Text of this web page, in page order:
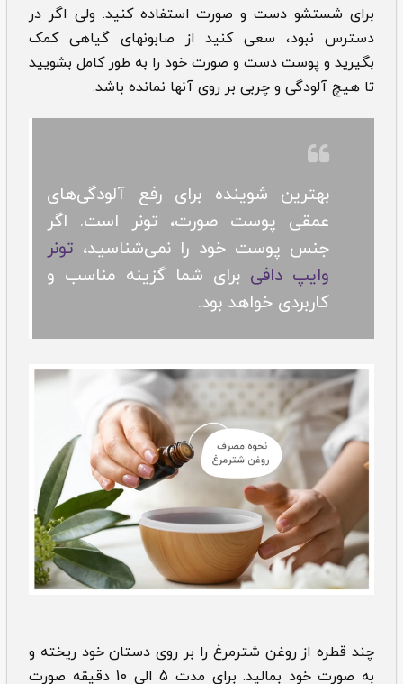
برای شستشو دست و صورت استفاده کنید. ولی اگر در
دسترس نبود، سعی کنید از صابونهای گیاهی کمک
بگیرید و پوست دست و صورت خود را به طور کامل بشویید
تا هیچ آلودگی و چربی بر روی آنها نمانده باشد.
بهترین شوینده برای رفع آلودگی‌های
عمقی پوست صورت، تونر است. اگر
جنس پوست خود را نمی‌شناسید، تونر
وایپ دافی برای شما گزینه مناسب و
کاربردی خواهد بود.
چند قطره از روغن شترمرغ را بر روی دستان خود ریخته و
به صورت خود بمالید. برای مدت 5 الی 10 دقیقه صورت